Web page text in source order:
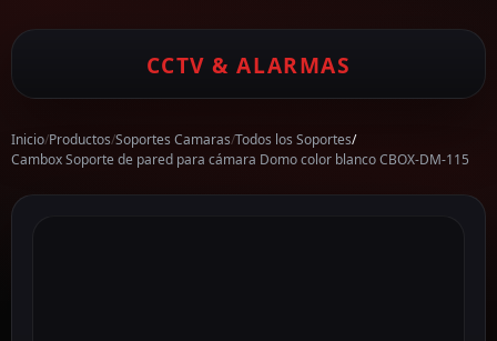
CCTV & ALARMAS
Inicio/Productos/Soportes Camaras/Todos los Soportes/
Cambox Soporte de pared para cámara Domo color blanco CBOX-DM-115